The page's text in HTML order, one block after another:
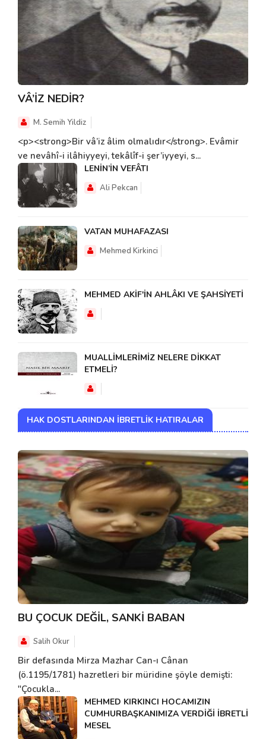
VÂ’İZ NEDİR?
M. Semih Yildiz
<p><strong>Bir vâ’iz âlim olmalıdır</strong>. Evâmir
ve nevâhî-i ilâhiyyeyi, tekâlîf-i şer’iyyeyi, s...
LENİN’İN VEFÂTI
Ali Pekcan
VATAN MUHAFAZASI
Mehmed Kirkinci
MEHMED AKİF'İN AHLÂKI VE ŞAHSİYETİ
MUALLİMLERİMİZ NELERE DİKKAT
ETMELİ?
HAK DOSTLARINDAN İBRETLIK HATIRALAR
BU ÇOCUK DEĞİL, SANKİ BABAN
Salih Okur
Bir defasında Mirza Mazhar Can-ı Cânan
(ö.1195/1781) hazretleri bir müridine şöyle demişti:
"Çocukla...
MEHMED KIRKINCI HOCAMIZIN
CUMHURBAŞKANIMIZA VERDİĞİ İBRETLİ
MESEL